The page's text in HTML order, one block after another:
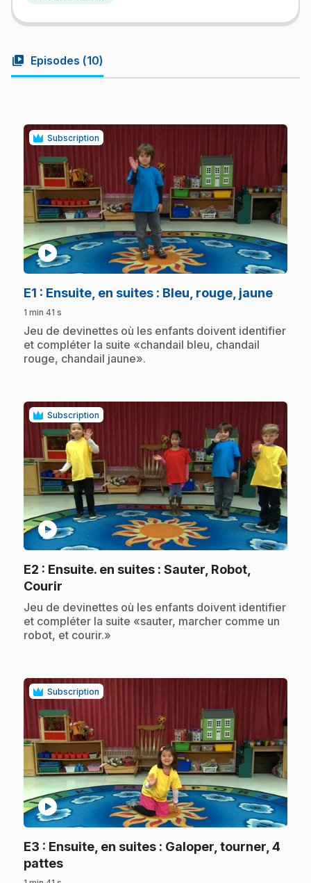
video_library Episodes (10)
Subscription
play_circle
E1 : Ensuite, en suites : Bleu, rouge, jaune.
1 min 41 s
.Jeu de devinettes où les enfants doivent identifier
et compléter la suite «chandail bleu, chandail
rouge, chandail jaune».
Subscription
play_circle
E2 : Ensuite. en suites : Sauter, Robot,
Courir
.Jeu de devinettes où les enfants doivent identifier
et compléter la suite «sauter, marcher comme un
robot, et courir.»
Subscription
play_circle
E3 : Ensuite, en suites : Galoper, tourner, 4
pattes.